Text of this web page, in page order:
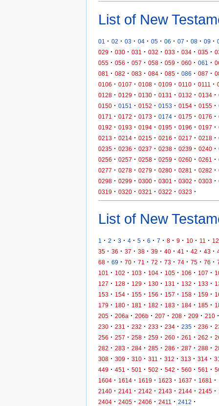
List of New
01 · 02 · 03 · 04 · 05 · 06 · 07 · 08 · 09 ·
029 · 030 · 031 · 032 · 033 · 034 · 035 ·
055 · 056 · 057 · 058 · 059 · 060 · 061 ·
081
· 082 · 083 · 084 · 085 · 086 · 087 ·
0106 · 0107 · 0108 · 0109 · 0110 · 0111 ·
0128 · 0129 · 0130 · 0131 · 0132 · 0134 ·
0150 · 0151 · 0152 · 0153 · 0154 · 0155 ·
0171
· 0172 · 0173 · 0174 · 0175 · 0176 ·
0192 · 0193 · 0194 · 0195 · 0196 · 0197 ·
0213 · 0214 · 0215 · 0216 · 0217 · 0218 ·
0235 · 0236 · 0237 · 0238 · 0239 · 0240 ·
0256 · 0257 · 0258 · 0259 · 0260 · 0261 ·
0277 · 0278 · 0279 · 0280 · 0281 · 0282 ·
0298 · 0299 · 0300 · 0301 · 0302 · 0303 ·
0319 · 0320 · 0321 · 0322 · 0323 ·
List of New
1 · 2 · 3 · 4 · 5 · 6 · 7 · 8 · 9 · 10 · 11 · 12
35 · 36 · 37 · 38 · 39 · 40 · 41 · 42 · 43 ·
68 · 69 · 70 · 71 · 72 · 73 · 74 · 75 · 76 ·
101
· 102 · 103 · 104 · 105 · 106 · 107 ·
127 · 128 · 129 · 130 · 131 · 132 · 133 ·
153 · 154 · 155 · 156 · 157 · 158 · 159 ·
179 · 180 · 181 · 182 · 183 · 184 · 185 ·
205 · 206a · 206b · 207 · 208 · 209 · 210 ·
230 · 231 · 232 · 233 · 234 · 235 · 236 ·
256 · 257 · 258 · 259 · 260 · 261 · 262 ·
282 · 283 · 284 · 285 · 286 · 287 · 288 ·
308 · 309 · 310 · 311 · 312 · 313 · 314 ·
449 · 451 · 501 · 502 · 542 · 560 · 561 ·
1604 · 1614 · 1619 · 1623 · 1637 · 1681 ·
2140 · 2141 · 2142 · 2143 · 2144 · 2145 ·
2404 · 2405 · 2406 · 2411 · 2412 ·